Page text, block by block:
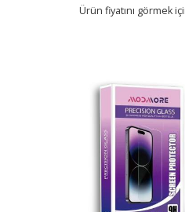
Ürün fiyatını görmek